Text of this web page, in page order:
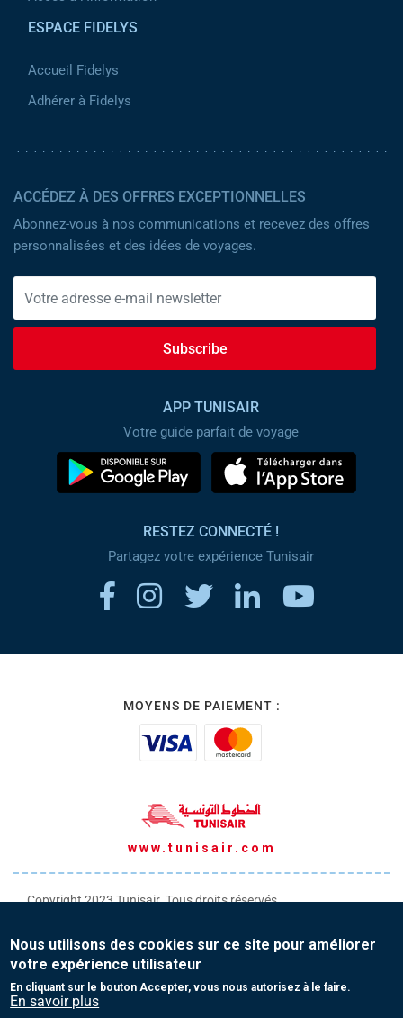
ESPACE FIDELYS
Accueil Fidelys
Adhérer à Fidelys
ACCÉDEZ À DES OFFRES EXCEPTIONNELLES
Abonnez-vous à nos communications et recevez des offres
personnalisées et des idées de voyages.
Subscribe
APP TUNISAIR
Votre guide parfait de voyage
RESTEZ CONNECTÉ !
Partagez votre expérience Tunisair
MOYENS DE PAIEMENT :
www.tunisair.com
Copyright 2023 Tunisair. Tous droits réservés
Conditions générales de Vente
Protection de vos données personnelles
Nous utilisons des cookies sur ce site pour améliorer
votre expérience utilisateur
En cliquant sur le bouton Accepter, vous nous autorisez à le faire.
En savoir plus